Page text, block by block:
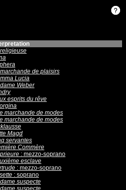
de plaisirs
Lucia
Weber
esprits du rêve
marchande de modes
marchande de modes
Magd
servantes
Commère
: mezzo-soprano
esclave
: mezzo-soprano
: soprano
suspecte
suspecte